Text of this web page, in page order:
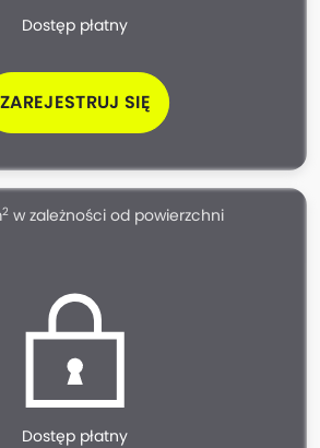
Dostęp płatny
ZAREJESTRUJ SIĘ
2 w zależności od powierzchni
Dostęp płatny